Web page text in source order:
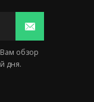
обзор
дня.